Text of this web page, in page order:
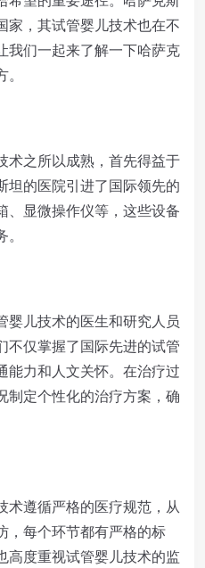
家，其试管婴儿技术也在不
我们一起来了解一下哈萨克
之所以成熟，首先得益于
坦的医院引进了国际领先的
、显微操作仪等，这些设备
儿技术的医生和研究人员
不仅掌握了国际先进的试管
能力和人文关怀。在治疗过
制定个性化的治疗方案，确
遵循严格的医疗规范，从
，每个环节都有严格的标
高度重视试管婴儿技术的监